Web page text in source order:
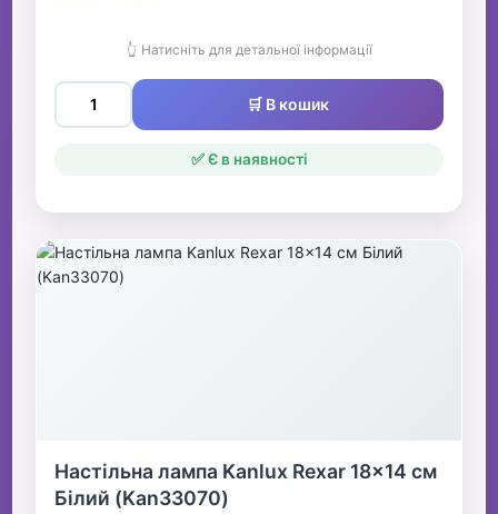
👆 Натисніть для детальної інформації
🛒 В кошик
✅ Є в наявності
Настільна лампа Kanlux Rexar 18x14 см
Білий (Kan33070)